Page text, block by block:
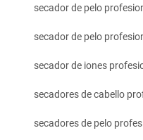
secador de pelo
secador de pelo
secador de iones
secadores de cabello
secadores de pelo